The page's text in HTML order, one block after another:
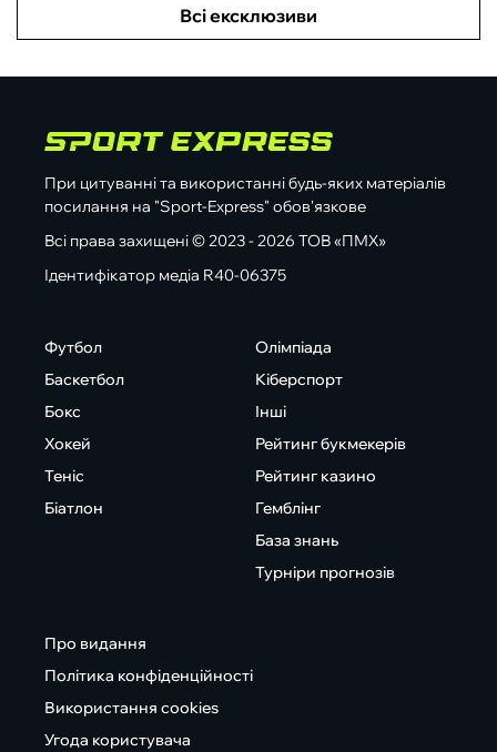
Всі ексклюзиви
При цитуванні та використанні будь-яких матеріалів
посилання на "Sport-Express" обов'язкове
Всі права захищені © 2023 - 2026 ТОВ «ПМХ»
Ідентифікатор медіа R40-06375
Футбол
Баскетбол
Бокс
Хокей
Теніс
Біатлон
Олімпіада
Кіберспорт
Інші
Рейтинг букмекерів
Рейтинг казино
Гемблінг
База знань
Турніри прогнозів
Про видання
Політика конфіденційності
Використання cookies
Угода користувача